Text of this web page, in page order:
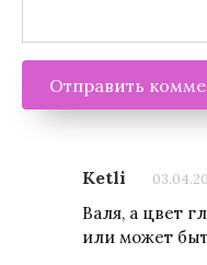
Ketli
Валя, а цвет
или может